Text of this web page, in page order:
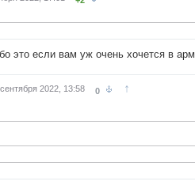
это если вам уж очень хочется в
2022, 13:58 0 ↑